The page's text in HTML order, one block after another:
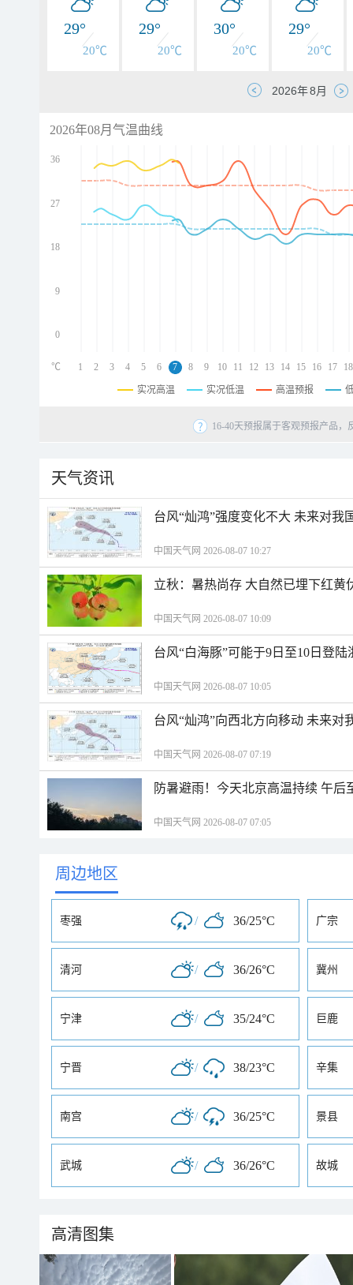
29°
20℃
29°
20℃
30°
20℃
29°
20℃
2026年08月气温曲线
36
27
18
9
0
1 2 3 4 5 6 7 8 9 10 11 12 13 14 15 16 17 18
℃
实况高温 实况低温 高温预报
16-40天预报属于客观预报产品
天气资讯
台风“灿鸿”强度变化不大 未来对我
中国天气网 2026-08-07 10:27
立秋：暑热尚存 大自然已埋下红黄
中国天气网 2026-08-07 10:09
台风“白海豚”可能于9日至10日登陆
中国天气网 2026-08-07 10:05
台风“灿鸿”向西北方向移动 未来对
中国天气网 2026-08-07 07:19
防暑避雨！今天北京高温持续 午
中国天气网 2026-08-07 07:05
周边地区
枣强 / 36/25°C 广宗
清河 / 36/26°C 冀州
宁津 / 35/24°C 巨鹿
宁晋 / 38/23°C 辛集
南宫 / 36/25°C 景县
武城 / 36/26°C 故城
高清图集